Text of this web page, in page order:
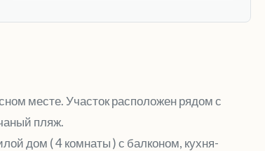
месте. Участок расположен рядом с
пляж.
дом ( 4 комнаты ) с балконом, кухня-